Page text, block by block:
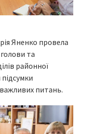
Яненко провела
та
районної
питань.